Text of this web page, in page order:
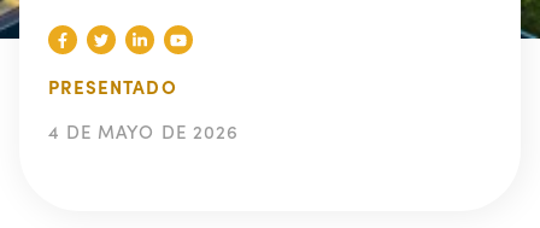
PRESENTADO
4 DE MAYO DE 2026